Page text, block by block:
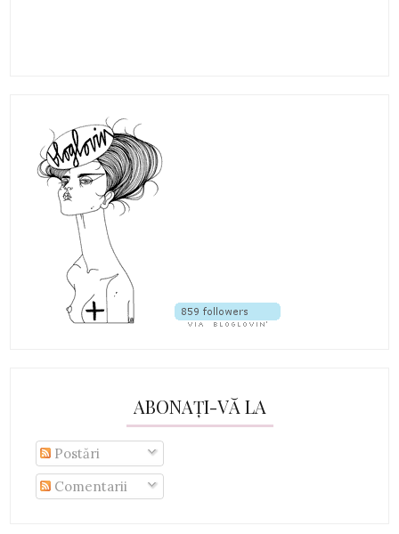
ABONAȚI-VĂ LA
Postări
Comentarii